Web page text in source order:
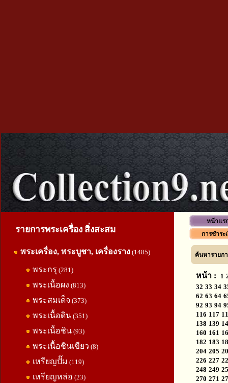
รายการพระเครื่อง สิ่งสะสม
พระเครื่อง, พระบูชา, เครื่องราง (1485)
พระกรุ (281)
พระเนื้อผง (813)
พระสมเด็จ (373)
พระเนื้อดิน (351)
พระเนื้อชิน (93)
พระเนื้อชินเขียว (8)
เหรียญปั๊ม (119)
เหรียญหล่อ (23)
หน้าแร
การชำระ
ค้นหารายก
หน้า : 1
32 33 34
62 63 64
92 93 94
116 117
138 139
160 161
182 183
204 205
226 227
248 249
270 271